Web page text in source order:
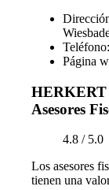
Página
HERKERT
Asesores
4.8 / 5.0
Los asesores
tienen una